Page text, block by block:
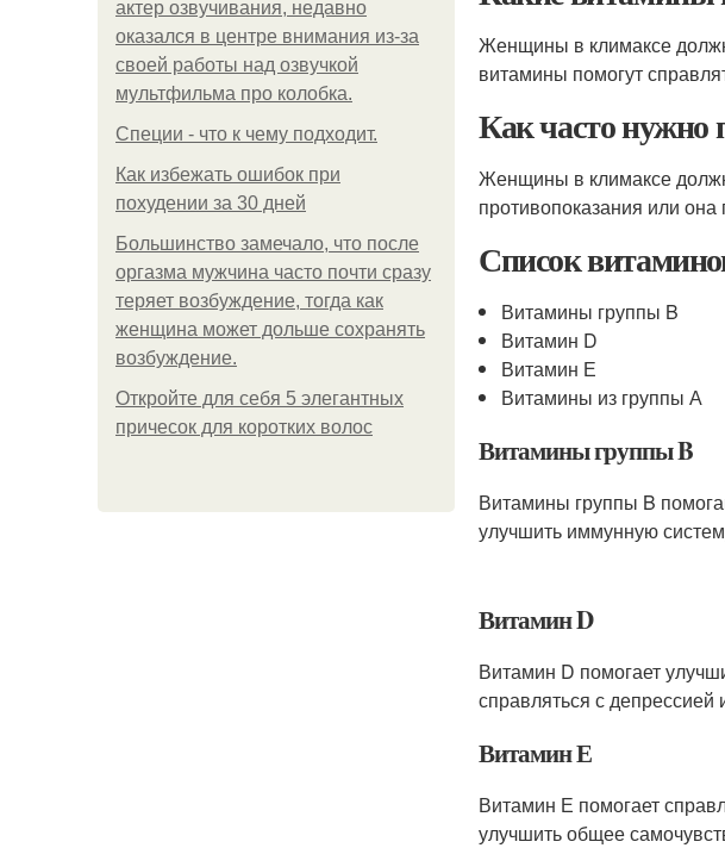
актер озвучивания, недавно
оказался в центре внимания из-за
своей работы над озвучкой
мультфильма про колобка.
Специи - что к чему подходит.
Как избежать ошибок при
похудении за 30 дней
Большинство замечало, что после
оргазма мужчина часто почти сразу
теряет возбуждение, тогда как
женщина может дольше сохранять
возбуждение.
Откройте для себя 5 элегантных
причесок для коротких волос
Женщины в климаксе
витамины помогут
Как часто нужно
Женщины в климаксе
противопоказания или она
Список
Витамины группы B
Витамин D
Витамин Е
Витамины из группы А
Витамины группы B
Витамины группы B
улучшить иммунную
Витамин D
Витамин D помогает
справляться с депрессией
Витамин Е
Витамин Е помогает
улучшить общее